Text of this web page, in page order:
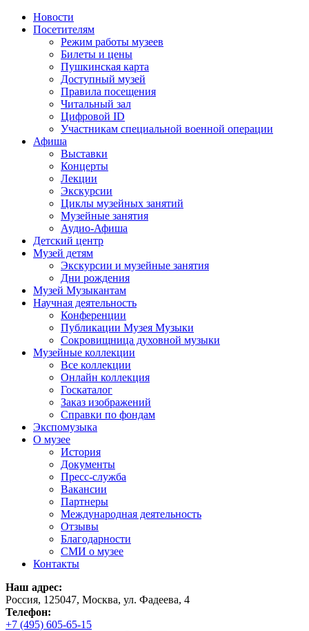
Новости
Посетителям
Режим работы музеев
Билеты и цены
Пушкинская карта
Доступный музей
Правила посещения
Читальный зал
Цифровой ID
Участникам специальной военной операции
Афиша
Выставки
Концерты
Лекции
Экскурсии
Циклы музейных занятий
Музейные занятия
Аудио-Афиша
Детский центр
Музей детям
Экскурсии и музейные занятия
Дни рождения
Музей Музыкантам
Научная деятельность
Конференции
Публикации Музея Музыки
Сокровищница духовной музыки
Музейные коллекции
Все коллекции
Онлайн коллекция
Госкаталог
Заказ изображений
Справки по фондам
Экспомузыка
О музее
История
Документы
Пресс-служба
Вакансии
Партнеры
Международная деятельность
Отзывы
Благодарности
СМИ о музее
Контакты
Наш адрес:
Россия, 125047, Москва, ул. Фадеева, 4
Телефон:
+7 (495) 605-65-15